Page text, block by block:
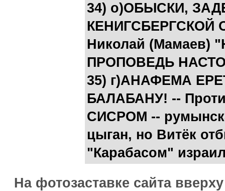
34) о)ОБЫСКИ,
КЕНИГСБЕРГСКОЙ
Николай (Мамаев)
ПРОПОВЕДЬ
35) г)АНАФЕМА
БАЛАБАНУ! --
СИСРОМ --
цыган, но Витёк
"Карабасом"
На фотозаставке сайта